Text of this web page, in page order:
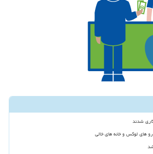
های لوکس و خانه های خالی